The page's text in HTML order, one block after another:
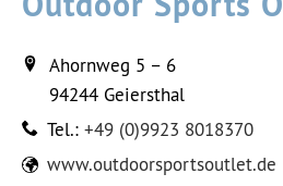
Ahornweg 5 – 6
94244 Geiersthal
Tel.: +49 (0)9923 8018370
www.outdoorsportsoutlet.de